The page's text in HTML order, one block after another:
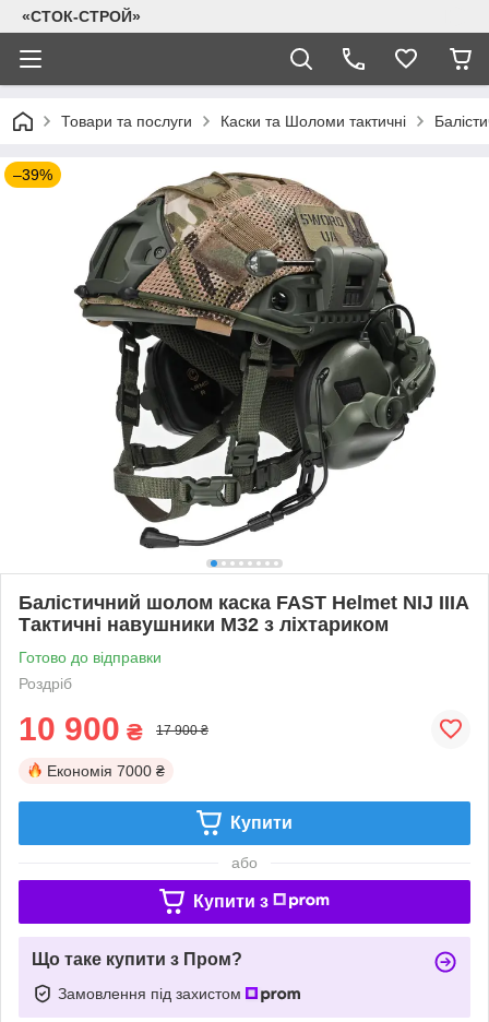
«СТОК-СТРОЙ»
Товари та послуги Каски та Шоломи тактичні
–39%
Балістичний шолом каска FAST Helmet NIJ IIIA
Тактичні навушники M32 з ліхтариком
Готово до відправки
Роздріб
10 900 ₴ 17 900 ₴
Економія 7000 ₴
Купити
або
Купити з
Що таке купити з Пром?
Замовлення під захистом